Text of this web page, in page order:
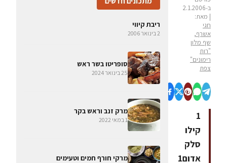
ב-2.1.2006
| מאת:
חגי
אשרף,
שף מלון
"רות
רימונים"
צפת
1
קילו
סלק
אדום1
ריבת קיווי
2 בינואר 2006
סופריטו בשר ראש
25 בינואר 2024
מרק זנב וראש בקר
1 במאי 2022
מרקי חורף חמים וטעימים